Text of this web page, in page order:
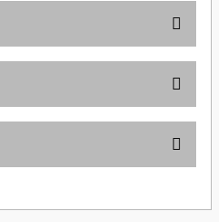
formunu kullanarak tarafımıza